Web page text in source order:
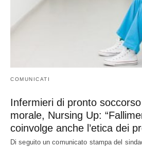
COMUNICATI
Infermieri di pronto
morale, Nursing Up:
coinvolge anche l’etica dei
Di seguito un comunicato stampa del